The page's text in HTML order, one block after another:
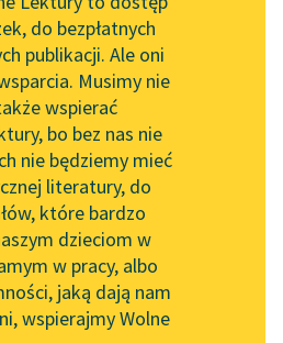
Leśmianator
Przewodnik dla piszących i
czytających
API
OAI-PMH
Widget Wolnych Lektur
Przypisy
do bezpłatnych
publikacji. Ale oni
Musimy nie
wspierać
bo bez nas nie
nie będziemy mieć
literatury, do
które bardzo
dzieciom w
w pracy, albo
jaką dają nam
wspierajmy Wolne
Tadeusz Gajcy
Kantyczka wołania
pełna
Który ognistą koronę
na czoło sczerniałe
kładziesz,
nad rąk pochyłością
senną
innego nie buduj
domu...